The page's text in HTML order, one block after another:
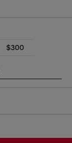
$300